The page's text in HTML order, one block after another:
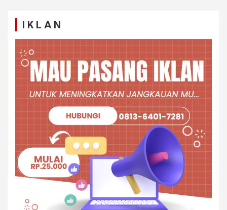
I K L A N